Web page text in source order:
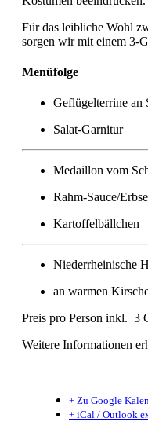
Für das leibliche Wohl
sorgen wir mit einem 3-
Menüfolge
Geflügelterrine an
Salat-Garnitur
Medaillon vom
Rahm-Sauce/
Kartoffelbällchen
Niederrheinische
an warmen
Preis pro Person inkl. 3
Weitere Informationen
+ Zu Google
+ iCal / Outlook